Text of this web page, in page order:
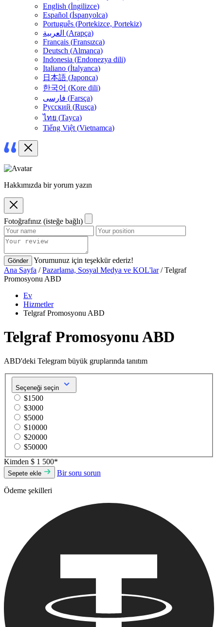
English (İngilizce)
Español (İspanyolca)
Português (Portekizce, Portekiz)
العربية (Arapça)
Français (Fransızca)
Deutsch (Almanca)
Indonesia (Endonezya dili)
Italiano (İtalyanca)
日本語 (Japonca)
한국어 (Kore dili)
فارسی (Farsça)
Русский (Rusça)
ไทย (Tayca)
Tiếng Việt (Vietnamca)
Hakkımızda bir yorum yazın
Fotoğrafınız (isteğe bağlı)
Gönder
Yorumunuz için teşekkür ederiz!
Ana Sayfa /Pazarlama, Sosyal Medya ve KOL'lar/ Telgraf
Promosyonu ABD
Ev
Hizmetler
Telgraf Promosyonu ABD
Telgraf Promosyonu ABD
ABD'deki Telegram büyük gruplarında tanıtım
Seçeneği seçin
$1500
$3000
$5000
$10000
$20000
$50000
Kimden $ 1 500*
Sepete ekle Bir soru sorun
Ödeme şekilleri